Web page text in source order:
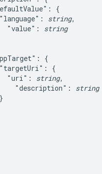
{
string,
"value":
string
{
{
"uri":
string,
"description":
string